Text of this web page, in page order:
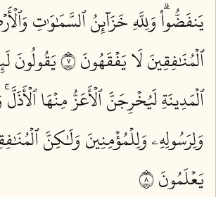
يَنفَضُّواْۗ وَلِلَّهِ خَزَآئِنُ ٱلسَّمَٰوَٰتِ
ٱلۡمُنَٰفِقِينَ لَا يَفۡقَهُونَ ٧
يَقُولُونَ
ٱلۡمَدِينَةِ لَيُخۡرِجَنَّ ٱلۡأَعَزُّ مِنۡهَا ٱلۡأَذَلَّۚ
وَلِرَسُولِهِۦ وَلِلۡمُؤۡمِنِينَ وَلَٰكِنَّ
يَعۡلَمُونَ ٨